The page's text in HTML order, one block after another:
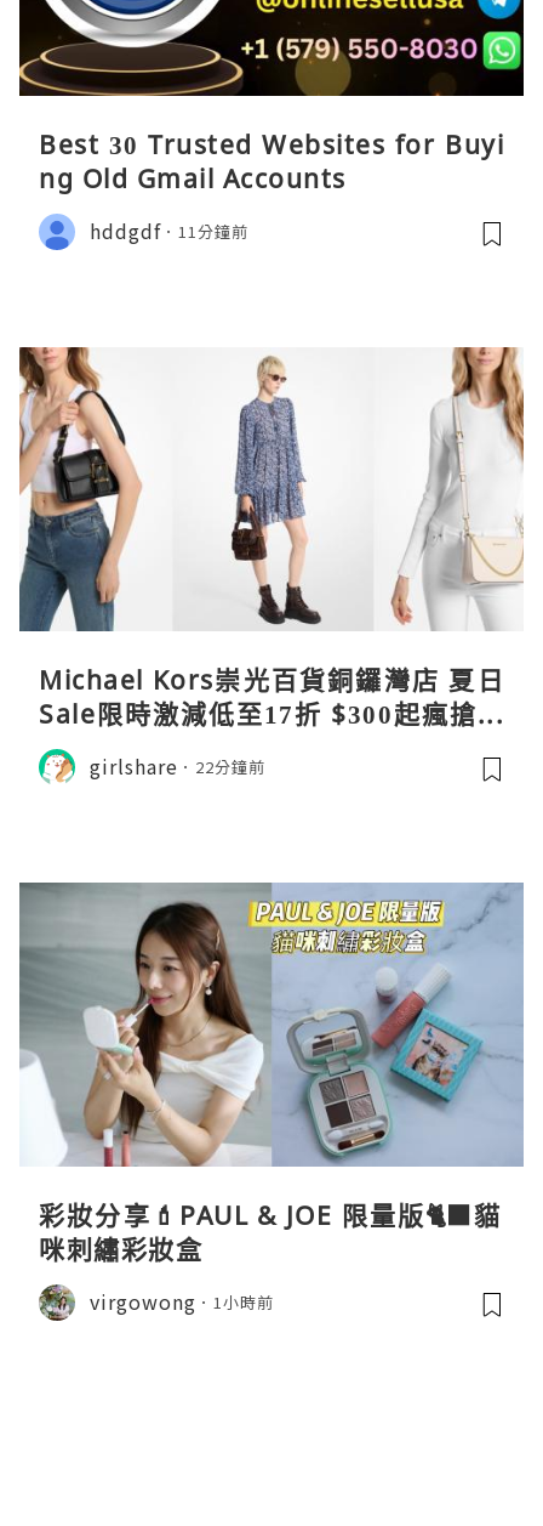
Best 30 Trusted Websites for Buyi
ng Old Gmail Accounts
hddgdf 11分鐘前
Michael Kors崇光百貨銅鑼灣店 夏日
Sale限時激減低至17折 $300起瘋搶爆
款手袋服飾
girlshare 22分鐘前
彩妝分享💄PAUL & JOE 限量版🐈‍⬛貓
咪刺繡彩妝盒
virgowong 1小時前